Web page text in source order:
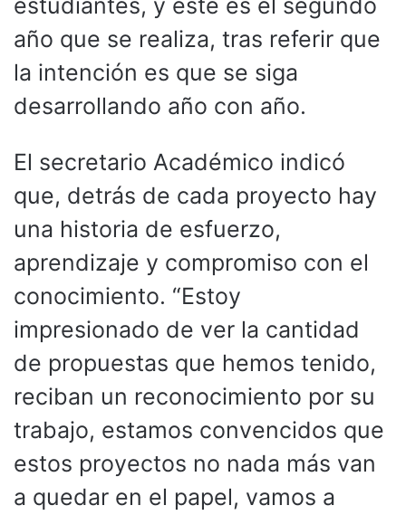
año que se realiza, tras referir que
la intención es que se siga
desarrollando año con año.
El secretario Académico indicó
que, detrás de cada proyecto hay
una historia de esfuerzo,
aprendizaje y compromiso con el
conocimiento. “Estoy
impresionado de ver la cantidad
de propuestas que hemos tenido,
reciban un reconocimiento por su
trabajo, estamos convencidos que
estos proyectos no nada más van
a quedar en el papel, vamos a